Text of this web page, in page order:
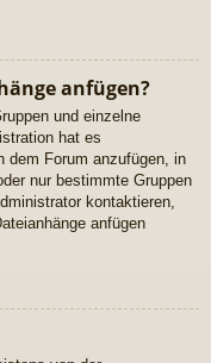
anfügen?
und einzelne
hat es
dem Forum anzufügen, in
nur bestimmte Gruppen
kontaktieren,
anfügen